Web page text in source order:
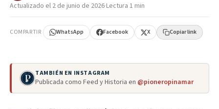
Actualizado el 2 de junio de 2026·Lectura 1 min
COMPARTIR WhatsApp Facebook X Copiar link
TAMBIÉN EN INSTAGRAM
Publicada como Feed y Historia en @pioneropinamar